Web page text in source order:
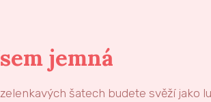
jemná
šatech budete svěží jako